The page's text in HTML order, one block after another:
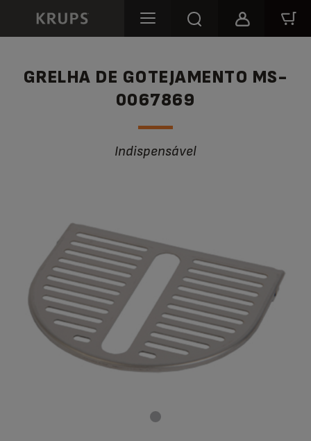
GRELHA DE GOTEJAMENTO MS-
0067869
Indispensável